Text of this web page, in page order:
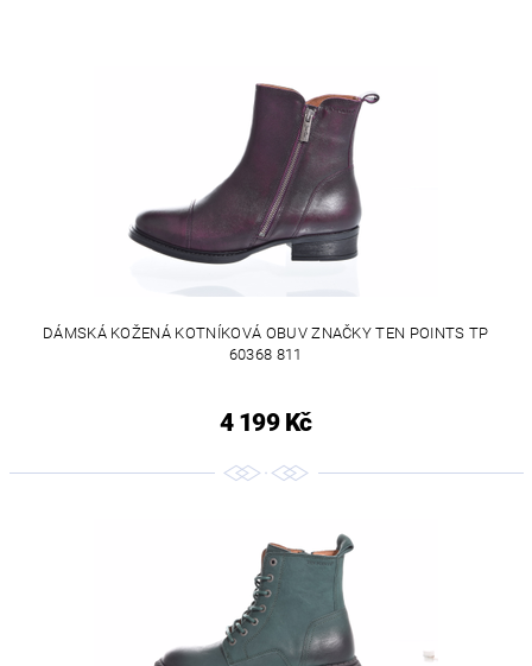
DÁMSKÁ KOŽENÁ KOTNÍKOVÁ OBUV ZNAČKY TEN POINTS TP
60368 811
4 199 Kč